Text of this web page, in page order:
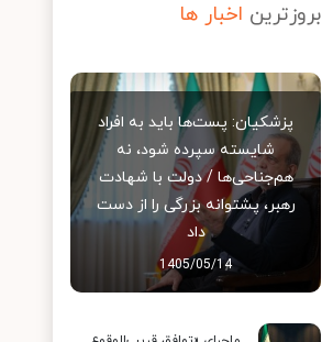
بروزترین اخبار ها
پزشکیان: پست‌ها باید به افراد
شایسته سپرده شود، نه
هم‌جناحی‌ها / دولت با شهادت
رهبر، پشتوانه بزرگی را از دست
داد
1405/05/14